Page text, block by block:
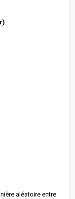
aléatoire entre